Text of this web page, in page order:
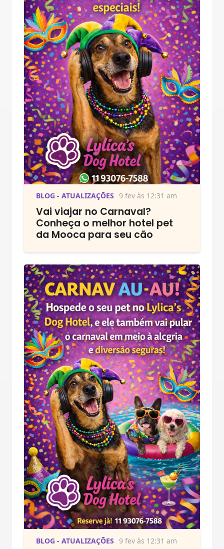
BLOG - ATUALIZAÇÕES 9 fev às 12:31 am
Vai viajar no Carnaval?
Conheça o melhor hotel pet
da Mooca para seu cão
BLOG - ATUALIZAÇÕES 9 fev às 12:31 am